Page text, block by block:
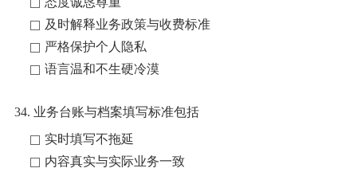
及时解释业务政策与收费标准
严格保护个人隐私
语言温和不生硬冷漠
34. 业务台账与档案填写标准包括
实时填写不拖延
内容真实与实际业务一致